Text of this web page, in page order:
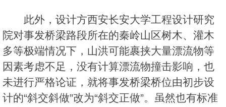
此外，设计方西安长安大学工程设计研究
院对事发桥梁路段所在的秦岭山区树木、灌木
多等极端情况下，山洪可能裹挟大量漂流物等
因素考虑不足，没有计算漂流物撞击影响，也
未进行严格论证，就将事发桥梁桥位由初步设
计的“斜交斜做”改为“斜交正做”。虽然也有标准